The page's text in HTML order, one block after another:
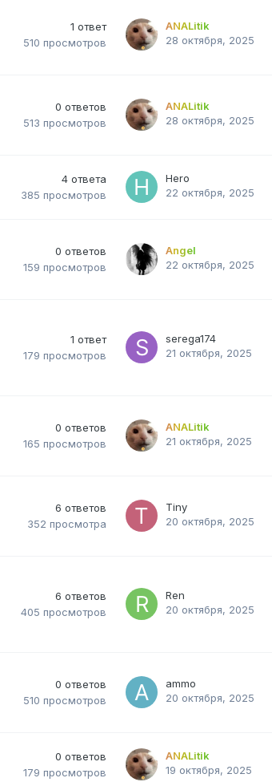
1 ответ
510 просмотров
ANALitik
28 октября, 2025
0 ответов
513 просмотров
ANALitik
28 октября, 2025
4 ответа
385 просмотров
Hero
22 октября, 2025
0 ответов
159 просмотров
Angel
22 октября, 2025
1 ответ
179 просмотров
serega174
21 октября, 2025
0 ответов
165 просмотров
ANALitik
21 октября, 2025
6 ответов
352 просмотра
Tiny
20 октября, 2025
6 ответов
405 просмотров
Ren
20 октября, 2025
0 ответов
510 просмотров
ammo
20 октября, 2025
0 ответов
179 просмотров
ANALitik
19 октября, 2025